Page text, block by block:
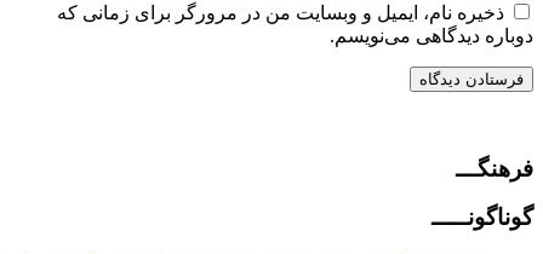
ذخیره نام، ایمیل و وبسایت من در مرورگر برای زمانی که
دوباره دیدگاهی می‌نویسم.
فرهنگـــ
گوناگونـــــ